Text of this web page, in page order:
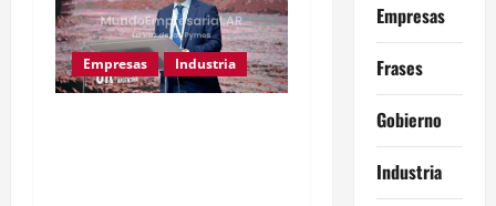
Empresas Industria
Empresas
Frases
Gobierno
Industria